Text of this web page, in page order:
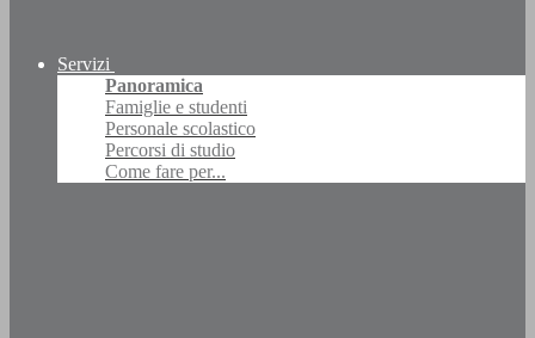
Servizi
Panoramica
Famiglie e studenti
Personale scolastico
Percorsi di studio
Come fare per...